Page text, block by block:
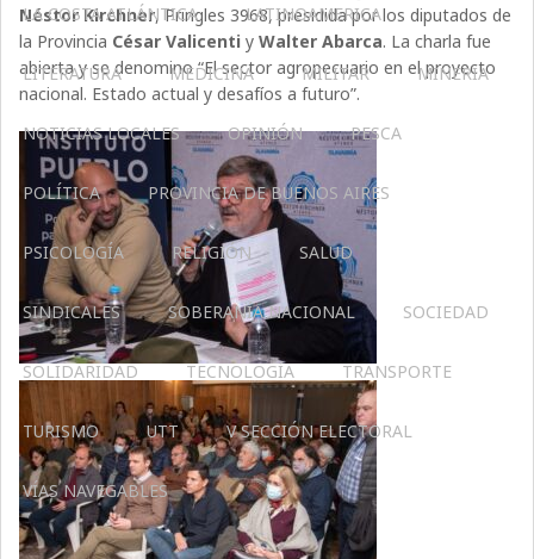
LA COSTA ATLÁNTICA LATINOAMERICA
LITERATURA MEDICINA MILITAR MINERIA
NOTICIAS LOCALES OPINIÓN PESCA
POLÍTICA PROVINCIA DE BUENOS AIRES
PSICOLOGÍA RELIGIÓN SALUD
SINDICALES SOBERANÍA NACIONAL SOCIEDAD
SOLIDARIDAD TECNOLOGÍA TRANSPORTE
TURISMO UTT V SECCIÓN ELECTORAL
VÍAS NAVEGABLES
Néstor Kirchner, Pringles 3968, presidida por los diputados de
la Provincia César Valicenti yWalter Abarca. La charla fue
abierta y se denomino “El sector agropecuario en el proyecto
nacional. Estado actual y desafíos a futuro”.